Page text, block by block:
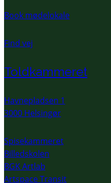
Book mødelokale
Find vej
Toldkammeret
Havnepladsen 1
3000 Helsingør
Spisekammeret
Billedskolen
BGK Artlab
Artspace Transit